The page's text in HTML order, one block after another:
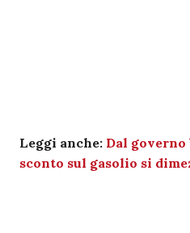
Leggi anche: Dal governo
sconto sul gasolio si